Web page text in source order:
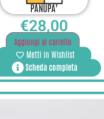
PANUPA’
€28,00
Aggiungi al carrello
Metti in Wishlist
Scheda completa